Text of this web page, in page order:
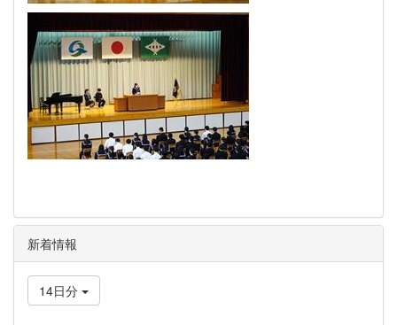
新着情報
14日分